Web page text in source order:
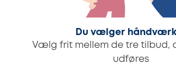
Du vælger
Vælg frit mellem de tre tilbud,
udføres